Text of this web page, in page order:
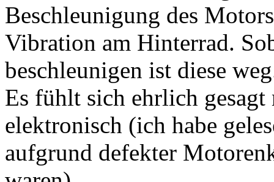
Beschleunigung des
Vibration am Hinterrad.
beschleunigen ist diese
Es fühlt sich ehrlich
elektronisch (ich habe
aufgrund defekter